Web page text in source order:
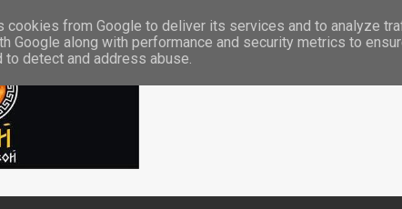
cookies from Google to deliver its services and to analyze
Google along with performance and security metrics to
to detect and address abuse.